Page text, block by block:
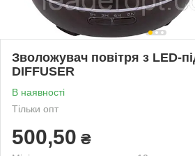
Зволожувач повітря з LED-
DIFFUSER
В наявності
Тільки опт
500,50 ₴